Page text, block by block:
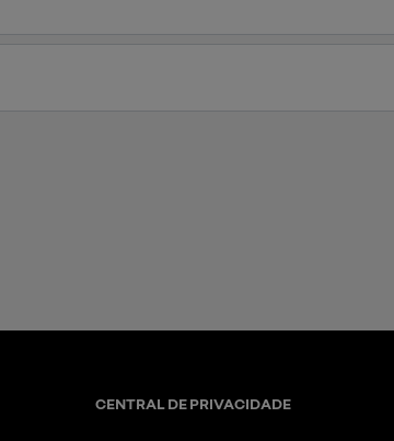
CENTRAL DE PRIVACIDADE